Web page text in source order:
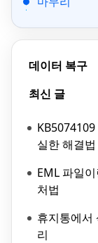
데이터 복구
최신 글
실한 해결법
EML 파일
처법
휴지통에서
리